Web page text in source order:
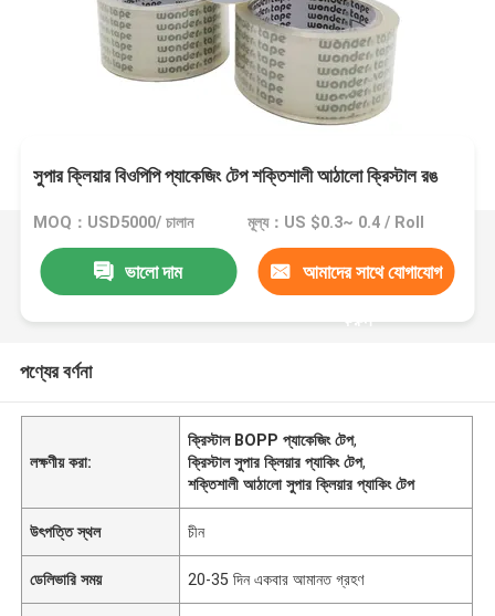
সুপার ক্লিয়ার বিওপিপি প্যাকেজিং টেপ শক্তিশালী আঠালো ক্রিস্টাল রঙ
MOQ：USD5000/ চালান মূল্য：US $0.3~ 0.4 / Roll
ভালো দাম আমাদের সাথে যোগাযোগ
করুন
পণ্যের বর্ণনা
লক্ষণীয় করা:
ক্রিস্টাল BOPP প্যাকেজিং টেপ,
ক্রিস্টাল সুপার ক্লিয়ার প্যাকিং টেপ,
শক্তিশালী আঠালো সুপার ক্লিয়ার প্যাকিং টেপ
উৎপত্তি স্থল চীন
ডেলিভারি সময় 20-35 দিন একবার আমানত গ্রহণ